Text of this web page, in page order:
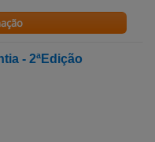
- 2ªEdição